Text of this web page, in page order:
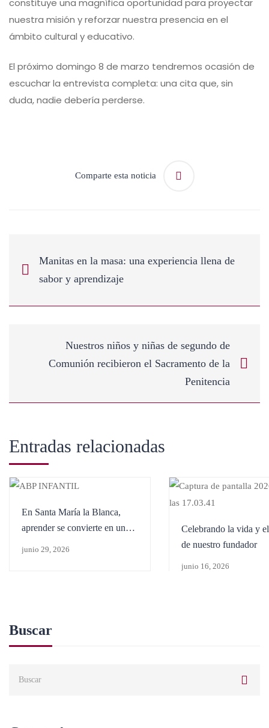
constituye una magnífica oportunidad para proyectar
nuestra misión y reforzar nuestra presencia en el
ámbito cultural y educativo.
El próximo domingo 8 de marzo tendremos ocasión de
escuchar la entrevista completa: una cita que, sin
duda, nadie debería perderse.
Comparte esta noticia
Manitas en la masa: una experiencia llena de
sabor y aprendizaje
Nuestros niños y niñas de segundo de
Comunión recibieron el Sacramento de la
Penitencia
Entradas relacionadas
En Santa María la Blanca,
aprender se convierte en una
junio 29, 2026
Celebrando la vida y
de nuestro fundador
junio 16, 2026
Buscar